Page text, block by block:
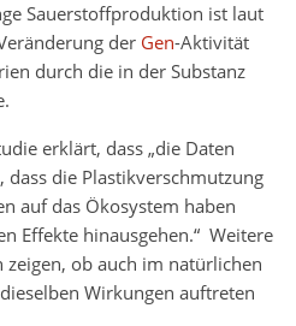
Sauerstoffproduktion ist laut
der Gen-Aktivität
durch die in der Substanz
erklärt, dass „die Daten
die Plastikverschmutzung
auf das Ökosystem haben
Effekte hinausgehen.“ Weitere
ob auch im natürlichen
Wirkungen auftreten